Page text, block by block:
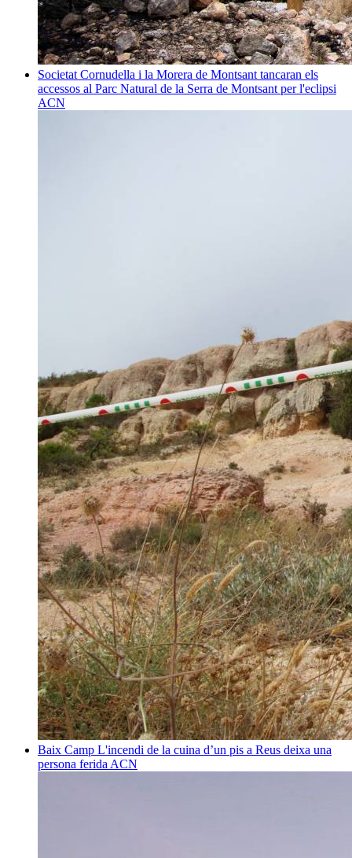
Societat Cornudella i la Morera de Montsant tancaran els
accessos al Parc Natural de la Serra de Montsant per l'eclipsi
ACN
Baix Camp L'incendi de la cuina d’un pis a Reus deixa una
persona ferida ACN